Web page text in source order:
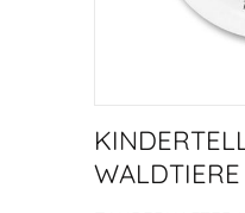
WALDTIERE